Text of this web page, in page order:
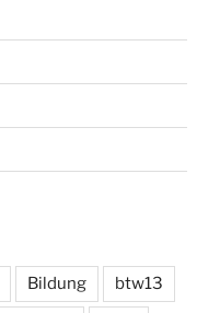
Bildung btw13